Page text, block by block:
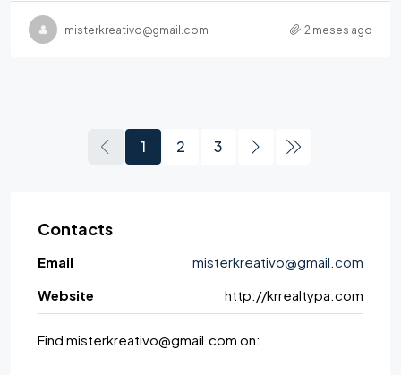
misterkreativo@gmail.com 2 meses ago
1 2 3
Contacts
Email
misterkreativo@gmail.com
Website
http://krrealtypa.com
Find misterkreativo@gmail.com on: